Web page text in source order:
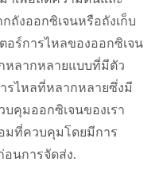
ถังออกซิเจนหรือถังเก็บ
ร์การไหลของออกซิเจน
หลากหลายแบบที่มีตัว
รไหลที่หลากหลายซึ่งมี
คุมออกซิเจนของเรา
มที่ควบคุมโดยมีการ
นการจัดส่ง.